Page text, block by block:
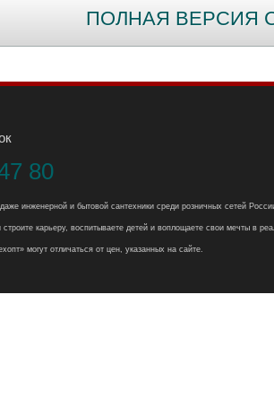
ПОЛНАЯ ВЕРСИЯ
80
инженерной и бытовой сантехники среди розничных сетей
строите карьеру, воспитываете детей и воплощаете свои мечты в
могут отличаться от цен, указанных на сайте.